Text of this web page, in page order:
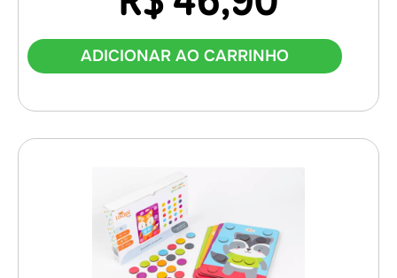
ADICIONAR AO CARRINHO